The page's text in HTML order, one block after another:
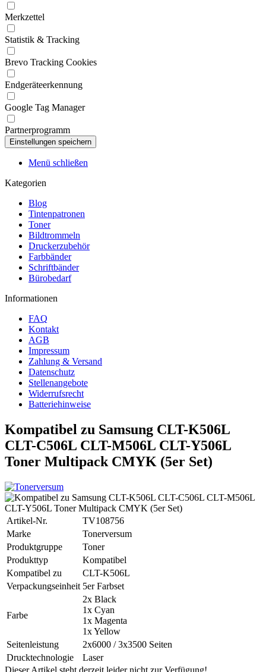
Merkzettel
Statistik & Tracking
Brevo Tracking Cookies
Endgeräteerkennung
Google Tag Manager
Partnerprogramm
Menü schließen
Kategorien
Blog
Tintenpatronen
Toner
Bildtrommeln
Druckerzubehör
Farbbänder
Schriftbänder
Bürobedarf
Informationen
FAQ
Kontakt
AGB
Impressum
Zahlung & Versand
Datenschutz
Stellenangebote
Widerrufsrecht
Batteriehinweise
Kompatibel zu Samsung CLT-K506L
CLT-C506L CLT-M506L CLT-Y506L
Toner Multipack CMYK (5er Set)
Artikel-Nr.
TV108756
Marke
Tonerversum
Produktgruppe
Toner
Produkttyp
Kompatibel
Kompatibel zu
CLT-K506L
Verpackungseinheit 5er Farbset
Farbe
2x Black
1x Cyan
1x Magenta
1x Yellow
Seitenleistung
2x6000 / 3x3500 Seiten
Drucktechnologie
Laser
Dieser Artikel steht derzeit leider nicht zur Verfügung!